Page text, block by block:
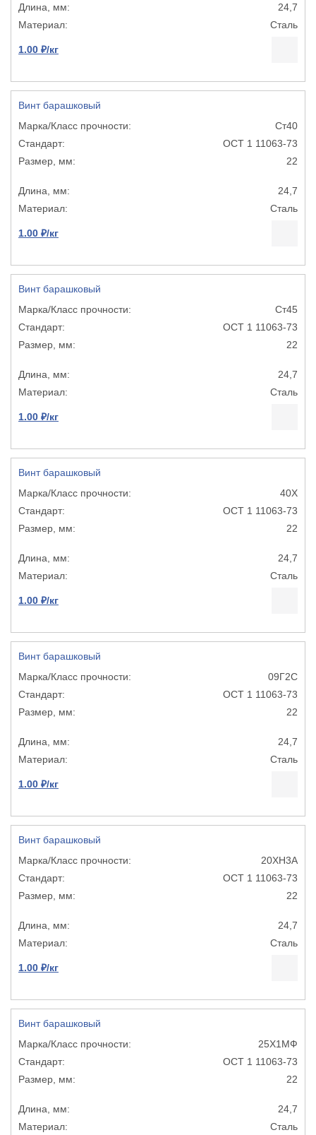
24,7
Сталь
1.00 ₽/кг
Винт барашковый
Ст40
ОСТ 1 11063-73
22
24,7
Сталь
1.00 ₽/кг
Винт барашковый
Ст45
ОСТ 1 11063-73
22
24,7
Сталь
1.00 ₽/кг
Винт барашковый
40Х
ОСТ 1 11063-73
22
24,7
Сталь
1.00 ₽/кг
Винт барашковый
09Г2С
ОСТ 1 11063-73
22
24,7
Сталь
1.00 ₽/кг
Винт барашковый
20ХН3А
ОСТ 1 11063-73
22
24,7
Сталь
1.00 ₽/кг
Винт барашковый
25Х1МФ
ОСТ 1 11063-73
22
24,7
Сталь